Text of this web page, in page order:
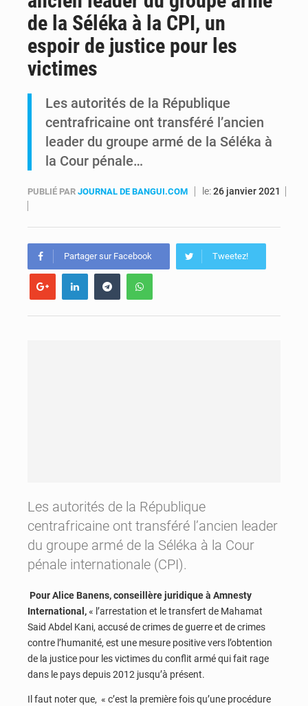
de la Séléka à la CPI, un
espoir de justice pour les
victimes
Les autorités de la République
centrafricaine ont transféré l’ancien
leader du groupe armé de la Séléka à
la Cour pénale…
PUBLIÉ PAR JOURNAL DE BANGUI.COM le:26 janvier 2021
Partager sur Facebook Tweetez!
Les autorités de la République
centrafricaine ont transféré l’ancien leader
du groupe armé de la Séléka à la Cour
pénale internationale (CPI).
Pour Alice Banens, conseillère juridique à Amnesty
International,« l’arrestation et le transfert de Mahamat
Said Abdel Kani, accusé de crimes de guerre et de crimes
contre l’humanité, est une mesure positive vers l’obtention
de la justice pour les victimes du conflit armé qui fait rage
dans le pays depuis 2012 jusqu’à présent.
Il faut noter que, « c’est la première fois qu’une procédure